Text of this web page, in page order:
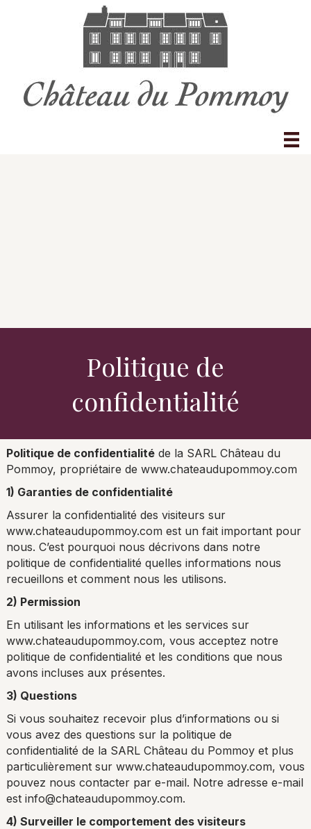
Politique de
confidentialité
Politique de confidentialitéde la SARL Château du
Pommoy, propriétaire de www.chateaudupommoy.com
1) Garanties de confidentialité
Assurer la confidentialité des visiteurs sur
www.chateaudupommoy.com est un fait important pour
nous. C’est pourquoi nous décrivons dans notre
politique de confidentialité quelles informations nous
recueillons et comment nous les utilisons.
2) Permission
En utilisant les informations et les services sur
www.chateaudupommoy.com, vous acceptez notre
politique de confidentialité et les conditions que nous
avons incluses aux présentes.
3) Questions
Si vous souhaitez recevoir plus d’informations ou si
vous avez des questions sur la politique de
confidentialité de la SARL Château du Pommoy et plus
particulièrement sur www.chateaudupommoy.com, vous
pouvez nous contacter par e-mail. Notre adresse e-mail
est info@chateaudupommoy.com.
4) Surveiller le comportement des visiteurs